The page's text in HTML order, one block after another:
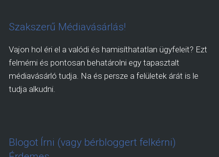
Szakszerű Médiavásárlás!
Vajon hol éri el a valódi és hamisíthatatlan ügyfeleit? Ezt
felmérni és pontosan behatárolni egy tapasztalt
médiavásárló tudja. Na és persze a felületek árát is le
tudja alkudni.
Blogot Írni (vagy bérbloggert felkérni)